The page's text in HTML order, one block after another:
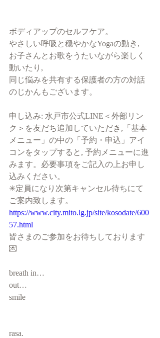
ボディアップのセルフケア。
やさしい呼吸と穏やかなYogaの動き,
お子さんとお歌をうたいながら楽しく
動いたり,
同じ悩みを共有する保護者の方の対話
のじかんもございます。
申し込み: 水戸市公式LINE＜外部リン
ク＞を友だち追加していただき,「基本
メニュー」の中の「予約・申込」アイ
コンをタップすると, 予約メニューに進
みます。必要事項をご記入の上お申し
込みください。
✳︎定員になり次第キャンセル待ちにて
ご案内致します。
https://www.city.mito.lg.jp/site/kosodate/600
57.html
皆さまのご参加をお待ちしております
💌
breath in…
out…
smile
rasa.